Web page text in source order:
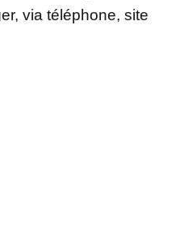
via téléphone, site